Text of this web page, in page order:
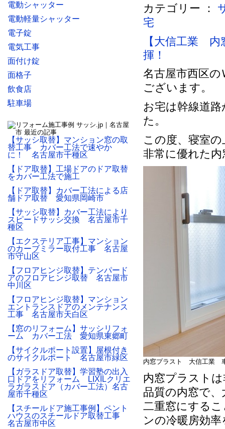
カテゴリー ：
宅
【大信工業
揮！
名古屋市西区
ございます。
お宅は幹線道
た。
この度、寝室
非常に優れた
内窓プラスト 大信工業
内窓プラスト
品質の内窓で
二重窓にする
ンの冷暖房効
電動シャッター
電動軽量シャッター
電子錠
電気工事
面付け錠
面格子
飲食店
駐車場
【サッシ取替】マンション窓の取
替工事 カバー工法で速やか
に！ 名古屋市千種区
【ドア取替】工場ドアのドア取替
をカバー工法で施工
【ドア取替】カバー工法による店
舗ドア取替 愛知県岡崎市
【サッシ取替】カバー工法により
スピードサッシ交換 名古屋市千
種区
【エクステリア工事】マンション
のカーブミラー取付工事 名古屋
市守山区
【フロアヒンジ取替】テンパード
アのフロアヒンジ取替 名古屋市
中川区
【フロアヒンジ取替】マンション
エントランスドアのメンテナンス
工事 名古屋市天白区
【窓のリフォーム】サッシリフォ
ーム カバー工法 愛知県東郷町
【サイクルポート設置】屋根付き
のサイクルポート 名古屋市緑区
【ガラスドア取替】学習塾の出入
口ドアをリフォーム LIXILクリエ
ラガラスドア（カバー工法）名古
屋市千種区
【スチールドア施工事例】ペント
ハウスのスチールドア取替工事
名古屋市中区